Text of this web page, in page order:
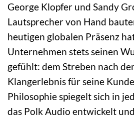
George Klopfer und Sandy
Lautsprecher von Hand
heutigen globalen Präsenz
Unternehmen stets seinen
gefühlt: dem Streben nach
Klangerlebnis für seine
Philosophie spiegelt sich in
das Polk Audio entwickelt